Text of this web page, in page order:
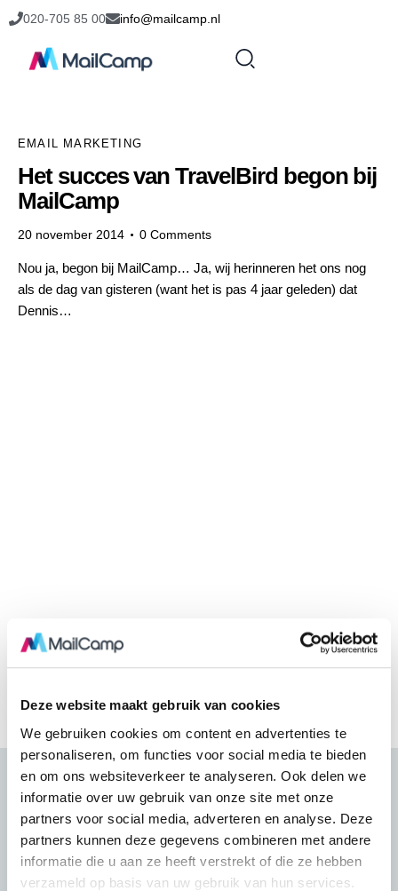
Deze website maakt gebruik van cookies
We gebruiken cookies om content en advertenties te
personaliseren, om functies voor social media te bieden
en om ons websiteverkeer te analyseren. Ook delen we
informatie over uw gebruik van onze site met onze
partners voor social media, adverteren en analyse. Deze
partners kunnen deze gegevens combineren met andere
informatie die u aan ze heeft verstrekt of die ze hebben
verzameld op basis van uw gebruik van hun services.
020-705 85 00 info@mailcamp.nl
EMAIL MARKETING
Het succes van TravelBird begon bij
MailCamp
20 november 2014 0 Comments
Nou ja, begon bij MailCamp… Ja, wij herinneren het ons nog
als de dag van gisteren (want het is pas 4 jaar geleden) dat
Dennis…